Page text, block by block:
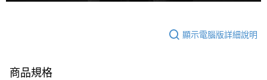
顯示電腦版詳細說明
商品規格